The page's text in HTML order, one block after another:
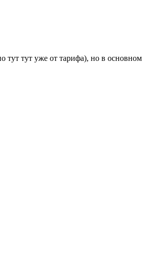
тут тут уже от тарифа), но в основном